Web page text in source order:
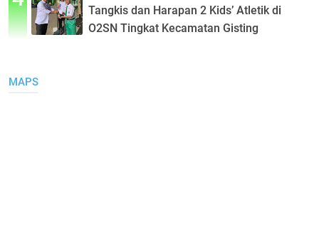
Tangkis dan Harapan 2 Kids’ Atletik di
O2SN Tingkat Kecamatan Gisting
MAPS